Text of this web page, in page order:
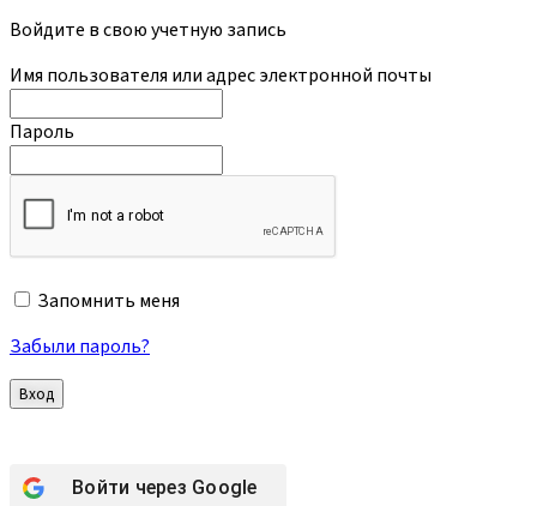
Войдите в свою учетную запись
Имя пользователя или адрес электронной почты
Пароль
Запомнить меня
Забыли пароль?
Войти через Google